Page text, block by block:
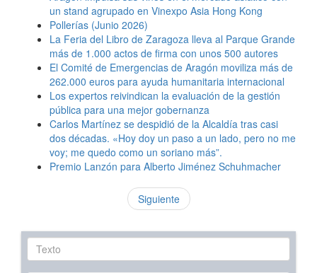
un stand agrupado en Vinexpo Asia Hong Kong
Pollerías (Junio 2026)
La Feria del Libro de Zaragoza lleva al Parque Grande
más de 1.000 actos de firma con unos 500 autores
El Comité de Emergencias de Aragón moviliza más de
262.000 euros para ayuda humanitaria internacional
Los expertos reivindican la evaluación de la gestión
pública para una mejor gobernanza
Carlos Martínez se despidió de la Alcaldía tras casi
dos décadas. «Hoy doy un paso a un lado, pero no me
voy; me quedo como un soriano más”.
Premio Lanzón para Alberto Jiménez Schuhmacher
Siguiente
Texto